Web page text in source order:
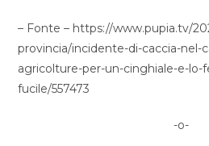
– Fonte – https://www.pupia.tv/
provincia/incidente-di-caccia-nel-
agricolture-per-un-cinghiale-e-lo-
fucile/557473
-o-